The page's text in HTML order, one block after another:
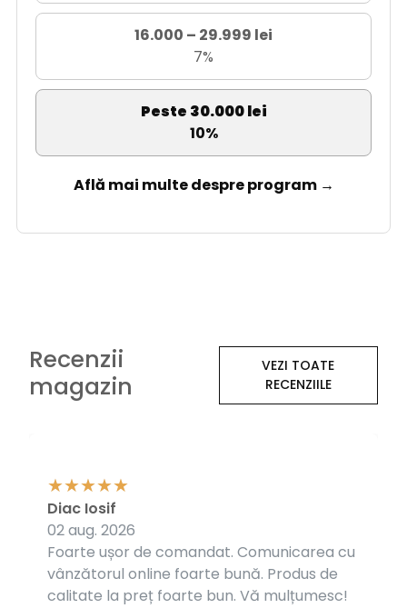
16.000 – 29.999 lei
7%
Peste 30.000 lei
10%
Află mai multe despre program →
Recenzii
magazin
VEZI TOATE
RECENZIILE
Foarte ușor de comandat. Comunicarea cu
vânzătorul online foarte bună. Produs de
calitate la preț foarte bun. Vă mulțumesc!
Diac Iosif
02 aug. 2026